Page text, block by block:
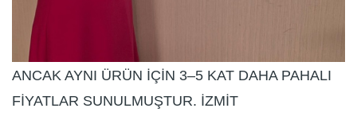
ANCAK AYNI ÜRÜN İÇİN 3–5 KAT DAHA PAHALI
FİYATLAR SUNULMUŞTUR. İZMİT